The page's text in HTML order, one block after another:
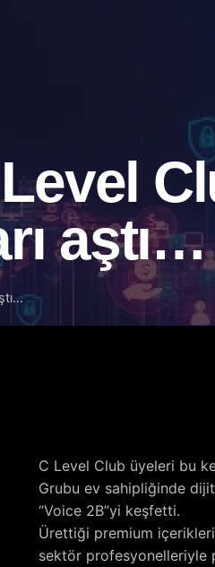
aştı…
C Level Club üyeleri bu
Grubu ev sahipliğinde
“Voice 2B”yi keşfetti.
Ürettiği premium
sektör profesyonelleriyle